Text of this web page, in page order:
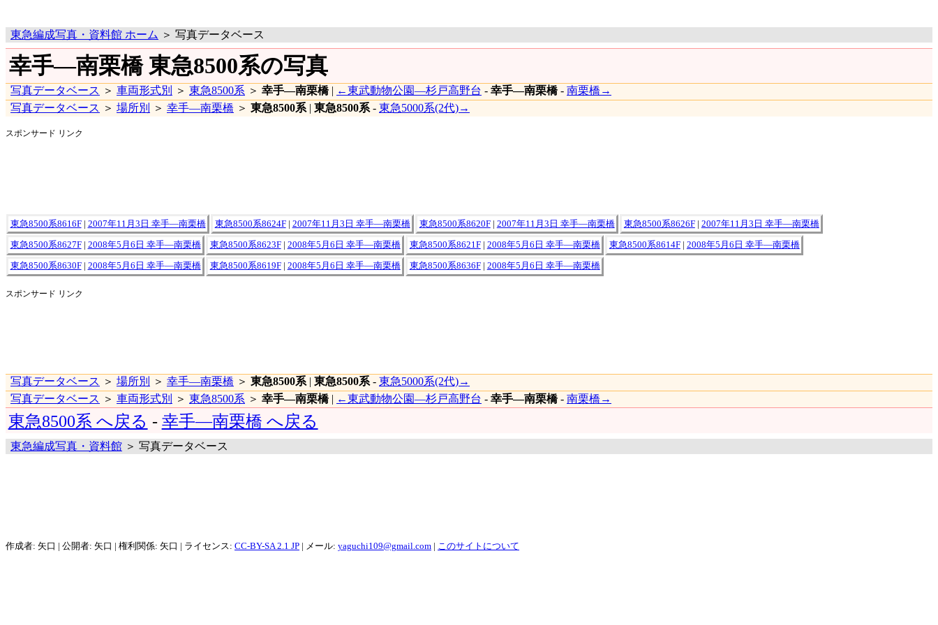
東急編成写真・資料館 ホーム ＞ 写真データベース
幸手―南栗橋 東急8500系の写真
写真データベース ＞ 車両形式別 ＞ 東急8500系 ＞ 幸手―南栗橋| ←東武動物公園―杉戸高野台 - 幸手―南栗橋- 南栗橋→
写真データベース ＞ 場所別 ＞ 幸手―南栗橋 ＞ 東急8500系 | 東急8500系 - 東急5000系(2代)→
スポンサード リンク
東急8500系8616F| 2007年11月3日 幸手―南栗橋 東急8500系8624F| 2007年11月3日 幸手―南栗橋 東急8500系8620F| 2007年11月3日 幸手―南栗橋 東急8500系8626F| 2007年11月3日 幸手―南栗橋
東急8500系8627F| 2008年5月6日 幸手―南栗橋 東急8500系8623F| 2008年5月6日 幸手―南栗橋 東急8500系8621F| 2008年5月6日 幸手―南栗橋 東急8500系8614F| 2008年5月6日 幸手―南栗橋
東急8500系8630F| 2008年5月6日 幸手―南栗橋 東急8500系8619F| 2008年5月6日 幸手―南栗橋 東急8500系8636F| 2008年5月6日 幸手―南栗橋
スポンサード リンク
写真データベース ＞ 場所別 ＞ 幸手―南栗橋 ＞ 東急8500系| 東急8500系- 東急5000系(2代)→
写真データベース ＞ 車両形式別 ＞ 東急8500系 ＞ 幸手―南栗橋| ←東武動物公園―杉戸高野台 - 幸手―南栗橋- 南栗橋→
東急8500系 へ戻る - 幸手―南栗橋 へ戻る
東急編成写真・資料館 ＞ 写真データベース
作成者: 矢口 | 公開者: 矢口 | 権利関係: 矢口 | ライセンス: CC-BY-SA 2.1 JP | メール: yaguchi109@gmail.com このサイトについて